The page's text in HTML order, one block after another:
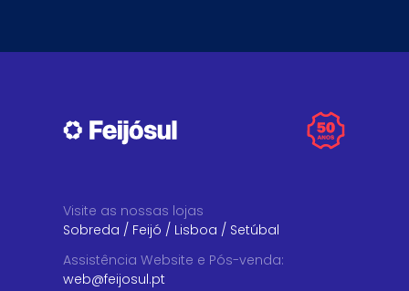
Visite as nossas lojas
Sobreda / Feijó / Lisboa / Setúbal
Assistência Website e Pós-venda:
web@feijosul.pt